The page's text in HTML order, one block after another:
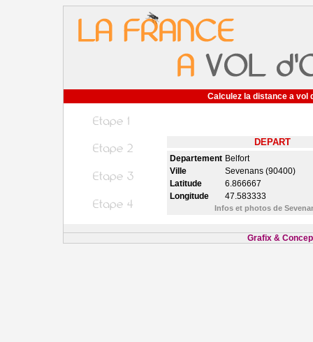
Calculez la distance a vol
DEPART
Departement Belfort
Ville
Sevenans (90400)
Latitude
6.866667
Longitude
47.583333
Infos et photos de
Grafix &